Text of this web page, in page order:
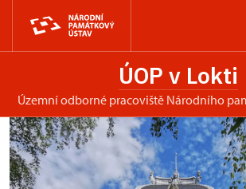
ÚOP v Lokti
územní odborné pracoviště Národního